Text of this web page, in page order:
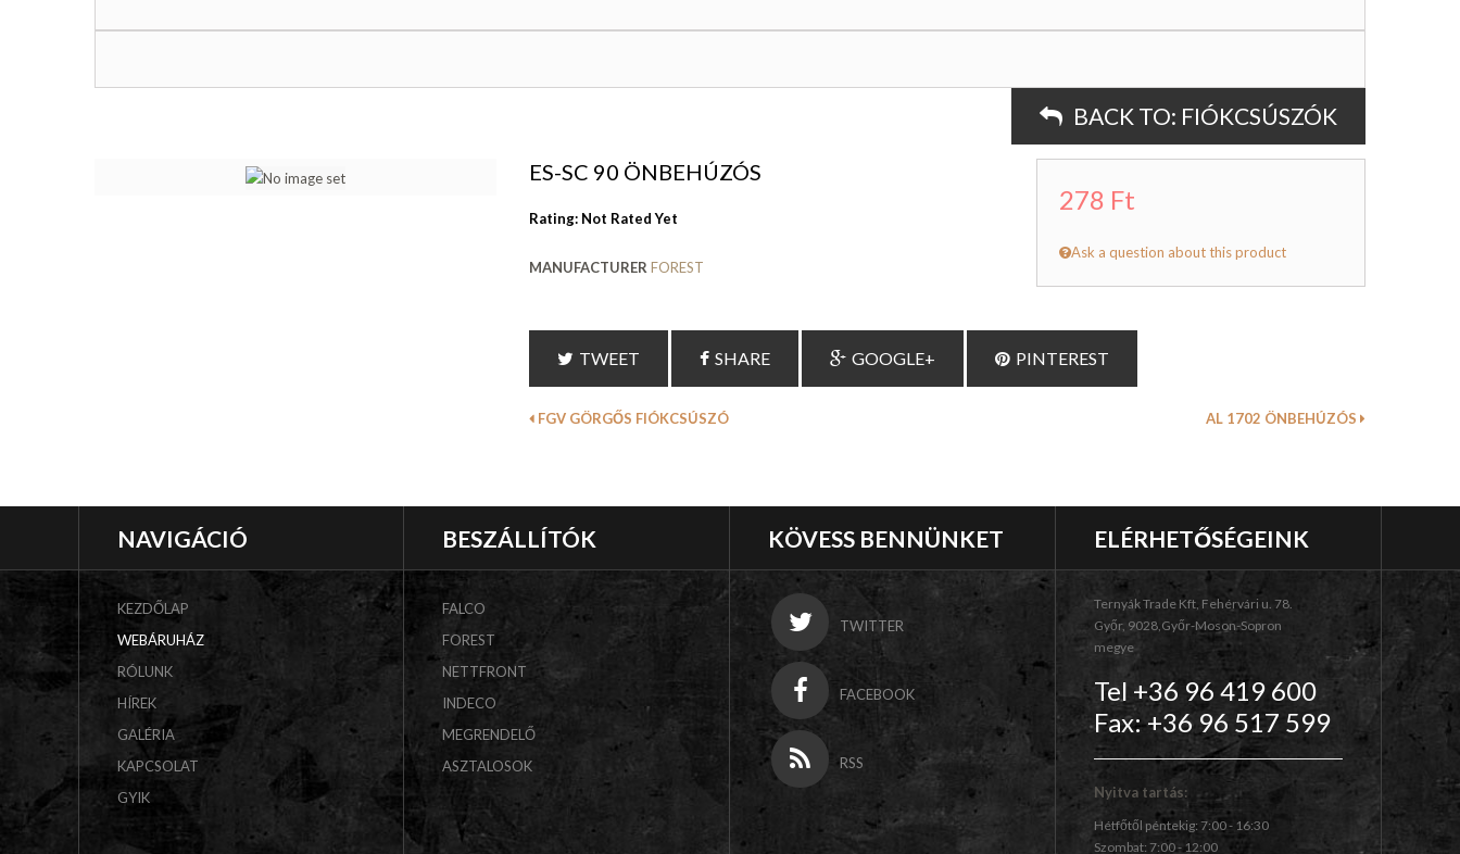
BACK TO: FIÓKCSÚSZÓK
ES-SC 90 ÖNBEHÚZÓS
Rating: Not Rated Yet
MANUFACTURER FOREST
278 Ft
Ask a question about this product
TWEET SHARE GOOGLE+ PINTEREST
FGV GÖRGŐS FIÓKCSÚSZÓ AL 1702 ÖNBEHÚZÓS
NAVIGÁCIÓ
KEZDŐLAP
WEBÁRUHÁZ
RÓLUNK
HÍREK
GALÉRIA
KAPCSOLAT
GYIK
BESZÁLLÍTÓK
FALCO
FOREST
NETTFRONT
INDECO
MEGRENDELŐ
ASZTALOSOK
KÖVESS BENNÜNKET
TWITTER
FACEBOOK
RSS
ELÉRHETŐSÉGEINK
Ternyák Trade Kft, Fehérvári u. 78.
Győr, 9028,Győr-Moson-Sopron
megye
Tel +36 96 419 600
Fax: +36 96 517 599
Nyitva tartás:
Hétfőtől péntekig: 7:00 - 16:30
Szombat: 7:00 - 12:00